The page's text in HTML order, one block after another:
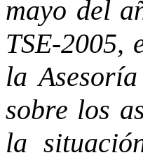
mayo del
TSE-2005,
la
sobre los
la